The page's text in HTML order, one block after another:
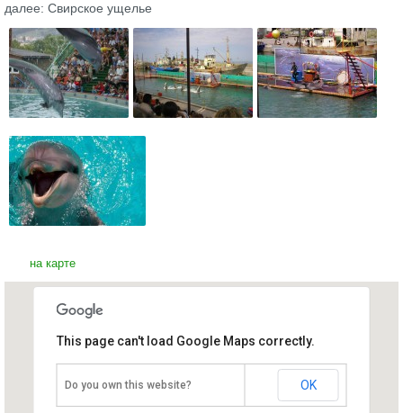
далее: Свирское ущелье
на карте
Утришский дельфинарий
This page can't load Google Maps correctly.
Do you own this website? OK